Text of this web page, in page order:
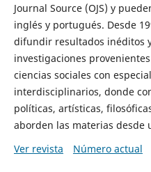
Journal Source (OJS) y
inglés y portugués. Desde
difundir resultados inéditos
investigaciones
ciencias sociales con
interdisciplinarios, donde
políticas, artísticas,
aborden las materias desde
Ver revista
Número actual